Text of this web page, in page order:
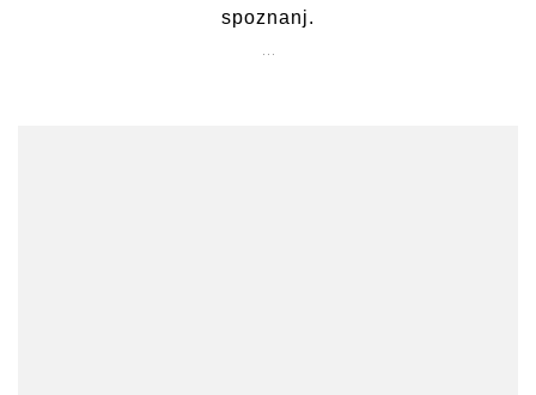
spoznanj.
…